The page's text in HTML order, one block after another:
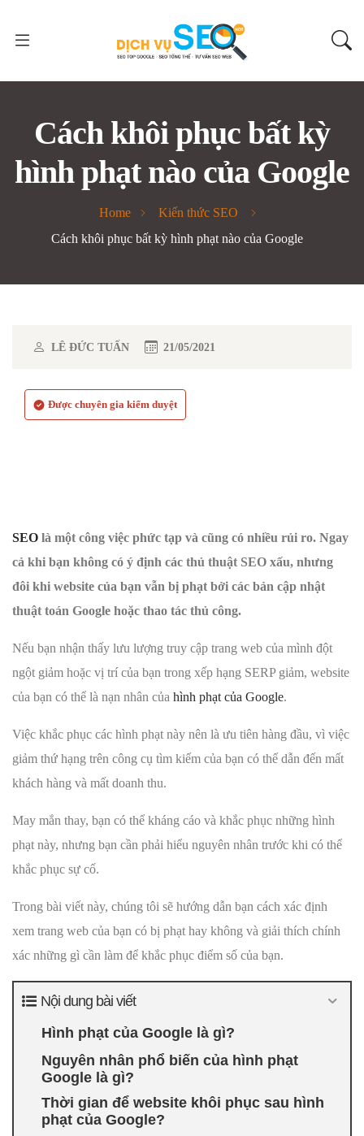
Cách khôi phục bất kỳ
hình phạt nào của Google
Home
Kiến thức SEO
Cách khôi phục bất kỳ hình phạt nào của Google
LÊ ĐỨC TUẤN 21/05/2021
Được chuyên gia kiểm duyệt
SEO là một công việc phức tạp và cũng có nhiều rủi ro. Ngay
cả khi bạn không có ý định các thủ thuật SEO xấu, nhưng
đôi khi website của bạn vẫn bị phạt bởi các bản cập nhật
thuật toán Google hoặc thao tác thủ công.
Nếu bạn nhận thấy lưu lượng truy cập trang web của mình đột
ngột giảm hoặc vị trí của bạn trong xếp hạng SERP giảm, website
của bạn có thể là nạn nhân của hình phạt của Google.
Việc khắc phục các hình phạt này nên là ưu tiên hàng đầu, vì việc
giảm thứ hạng trên công cụ tìm kiếm của bạn có thể dẫn đến mất
khách hàng và mất doanh thu.
May mắn thay, bạn có thể kháng cáo và khắc phục những hình
phạt này, nhưng bạn cần phải hiểu nguyên nhân trước khi có thể
khắc phục sự cố.
Trong bài viết này, chúng tôi sẽ hướng dẫn bạn cách xác định
xem trang web của bạn có bị phạt hay không và giải thích chính
xác những gì cần làm để khắc phục điểm số của bạn.
Nội dung bài viết
Hình phạt của Google là gì?
Nguyên nhân phổ biến của hình phạt
Google là gì?
Thời gian để website khôi phục sau hình
phạt của Google?